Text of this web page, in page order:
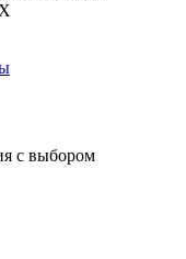
с выбором